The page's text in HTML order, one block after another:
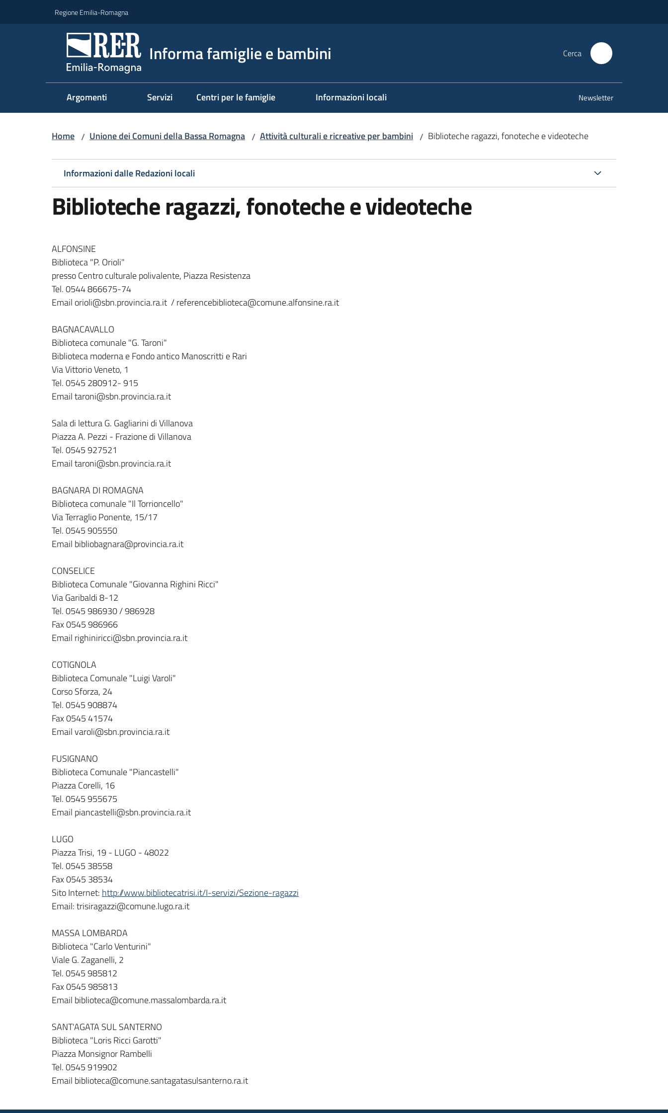
Regione Emilia-Romagna
Informa famiglie e bambini Cerca
Argomenti Servizi Centri per le famiglie Informazioni locali Newsletter
Home / Unione dei Comuni della Bassa Romagna / Attività culturali e ricreative per bambini / Biblioteche ragazzi, fonoteche e videoteche
Informazioni dalle Redazioni locali
Biblioteche ragazzi, fonoteche e videoteche
ALFONSINE
Biblioteca "P. Orioli"
presso Centro culturale polivalente, Piazza Resistenza
Tel. 0544 866675-74
Email orioli@sbn.provincia.ra.it / referencebiblioteca@comune.alfonsine.ra.it
BAGNACAVALLO
Biblioteca comunale "G. Taroni"
Biblioteca moderna e Fondo antico Manoscritti e Rari
Via Vittorio Veneto, 1
Tel. 0545 280912- 915
Email taroni@sbn.provincia.ra.it
Sala di lettura G. Gagliarini di Villanova
Piazza A. Pezzi - Frazione di Villanova
Tel. 0545 927521
Email taroni@sbn.provincia.ra.it
BAGNARA DI ROMAGNA
Biblioteca comunale "Il Torrioncello"
Via Terraglio Ponente, 15/17
Tel. 0545 905550
Email bibliobagnara@provincia.ra.it
CONSELICE
Biblioteca Comunale "Giovanna Righini Ricci"
Via Garibaldi 8-12
Tel. 0545 986930 / 986928
Fax 0545 986966
Email righiniricci@sbn.provincia.ra.it
COTIGNOLA
Biblioteca Comunale "Luigi Varoli"
Corso Sforza, 24
Tel. 0545 908874
Fax 0545 41574
Email varoli@sbn.provincia.ra.it
FUSIGNANO
Biblioteca Comunale "Piancastelli"
Piazza Corelli, 16
Tel. 0545 955675
Email piancastelli@sbn.provincia.ra.it
LUGO
Piazza Trisi, 19 - LUGO - 48022
Tel. 0545 38558
Fax 0545 38534
Sito Internet: http://www.bibliotecatrisi.it/I-servizi/Sezione-ragazzi
Email: trisiragazzi@comune.lugo.ra.it
MASSA LOMBARDA
Biblioteca "Carlo Venturini"
Viale G. Zaganelli, 2
Tel. 0545 985812
Fax 0545 985813
Email biblioteca@comune.massalombarda.ra.it
SANT'AGATA SUL SANTERNO
Biblioteca "Loris Ricci Garotti"
Piazza Monsignor Rambelli
Tel. 0545 919902
Email biblioteca@comune.santagatasulsanterno.ra.it